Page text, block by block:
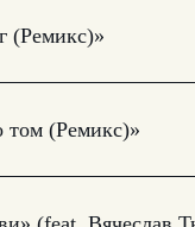
(Ремикс)»
том (Ремикс)»